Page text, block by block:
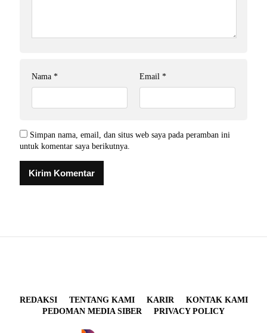
Nama * Email *
Simpan nama, email, dan situs web saya pada peramban ini
untuk komentar saya berikutnya.
REDAKSI TENTANG KAMI KARIR
KONTAK KAMI
PEDOMAN MEDIA SIBER
PRIVACY POLICY